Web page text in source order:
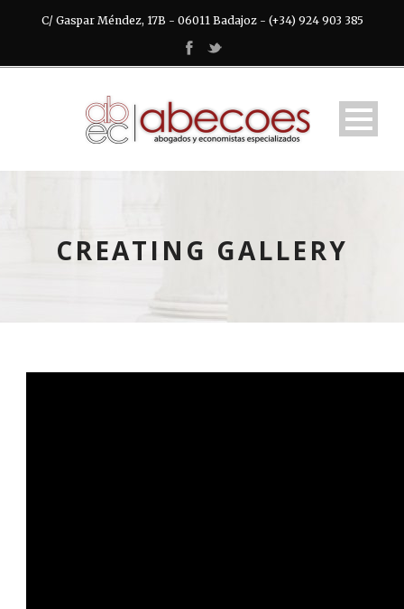
C/ Gaspar Méndez, 17B - 06011 Badajoz - (+34) 924 903 385
CREATING GALLERY